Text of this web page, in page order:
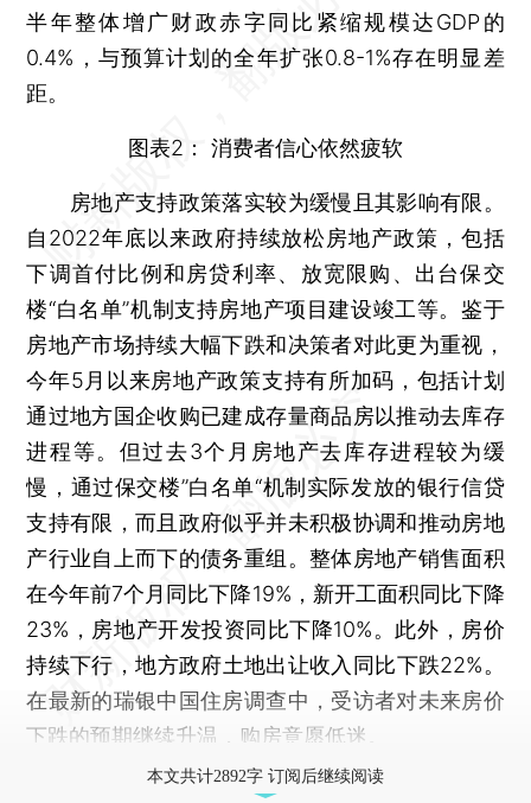
半年整体增广财政赤字同比紧缩规模达GDP的
0.4%，与预算计划的全年扩张0.8-1%存在明显差
距。
图表2： 消费者信心依然疲软
房地产支持政策落实较为缓慢且其影响有限。
自2022年底以来政府持续放松房地产政策，包括
下调首付比例和房贷利率、放宽限购、出台保交
楼“白名单”机制支持房地产项目建设竣工等。鉴于
房地产市场持续大幅下跌和决策者对此更为重视，
今年5月以来房地产政策支持有所加码，包括计划
通过地方国企收购已建成存量商品房以推动去库存
进程等。但过去3个月房地产去库存进程较为缓
慢，通过保交楼”白名单“机制实际发放的银行信贷
支持有限，而且政府似乎并未积极协调和推动房地
产行业自上而下的债务重组。整体房地产销售面积
在今年前7个月同比下降19%，新开工面积同比下降
23%，房地产开发投资同比下降10%。此外，房价
持续下行，地方政府土地出让收入同比下跌22%。
在最新的瑞银中国住房调查中，受访者对未来房价
下跌的预期继续升温，购房意愿低迷。
本文共计2892字 订阅后继续阅读